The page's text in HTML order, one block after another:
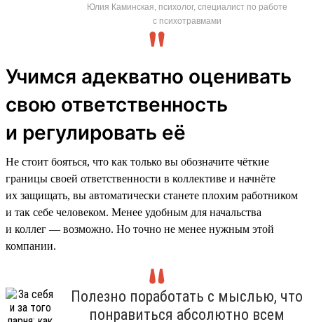
Юлия Каминская, психолог, специалист по работе
с психотравмами
Учимся адекватно оценивать
свою ответственность
и регулировать её
Не стоит бояться, что как только вы обозначите чёткие
границы своей ответственности в коллективе и начнёте
их защищать, вы автоматически станете плохим работником
и так себе человеком. Менее удобным для начальства
и коллег — возможно. Но точно не менее нужным этой
компании.
Полезно поработать с мыслью, что
понравиться абсолютно всем